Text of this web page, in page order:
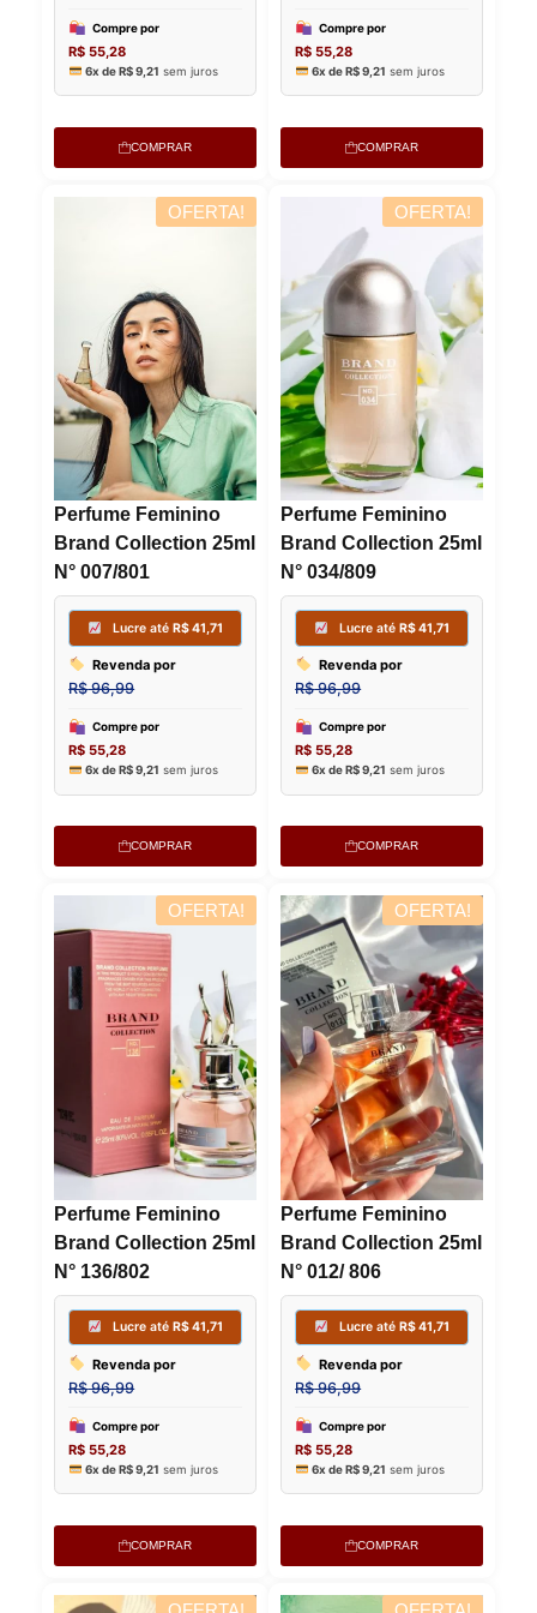
Lucre atéR$ 41,71
Revenda por
R$96,99
Compre por
R$55,28
6x deR$9,21sem juros
COMPRAR
R$
6x de
COMPRAR
OFERTA!
Perfume Feminino
Brand Collection 25ml
N° 007/801
COMPRAR
OFERTA!
Perfume Feminino
Brand Collection 25ml
N° 034/809
COMPRAR
OFERTA!
Perfume Feminino
Brand Collection 25ml
N° 136/802
COMPRAR
OFERTA!
Perfume Feminino
Brand Collection 25ml
N° 012/ 806
COMPRAR